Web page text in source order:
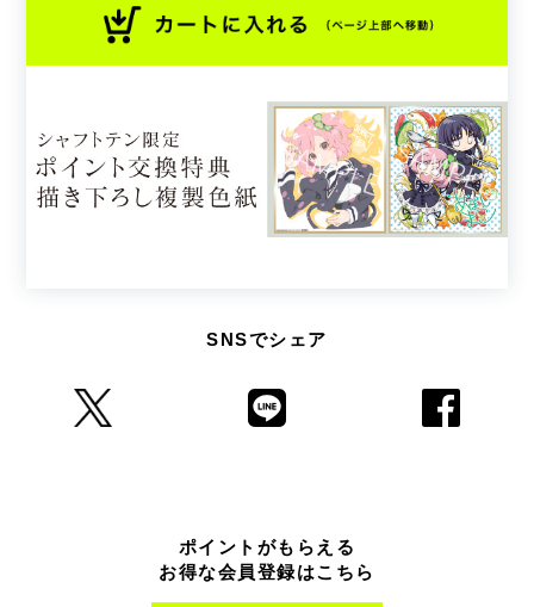
SNSでシェア
ポイントがもらえる
お得な会員登録はこちら